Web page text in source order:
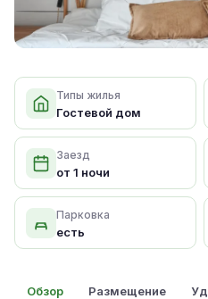
Типы жилья
Гостевой дом
Заезд
от 1 ночи
Парковка
есть
Обзор Размещение